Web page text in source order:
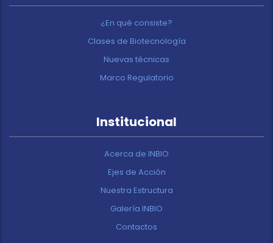
¿En qué consiste?
Clases de Biotecnología
Nuevas técnicas
Marco Regulatorio
Institucional
Acerca de INBIO
Ejes de Acción
Nuestra Estructura
Galería INBIO
Contactos